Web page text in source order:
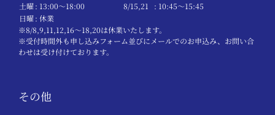
土曜: 13:00〜18:00 8/15,21
: 10:45〜15:45
日曜: 休業
※8/8,9,11,12,16～18,20は休業いたします。
※受付時間外も申し込みフォーム並びにメールでのお申込み、お問い合
わせは受け付けております。
その他